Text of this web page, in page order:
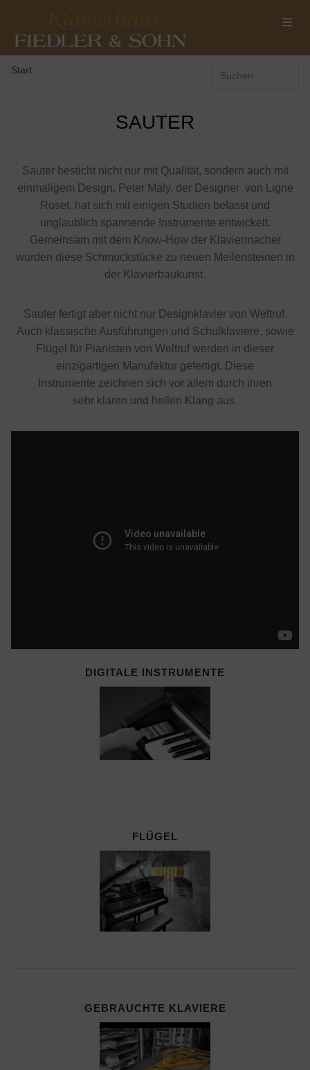
Start
SAUTER
Sauter besticht nicht nur mit Qualität, sondern auch mit
einmaligem Design. Peter Maly, der Designer von Ligne
Roset, hat sich mit einigen Studien befasst und
unglaublich spannende Instrumente entwickelt.
Gemeinsam mit dem Know-How der Klaviermacher
wurden diese Schmuckstücke zu neuen Meilensteinen in
der Klavierbaukunst.
Sauter fertigt aber nicht nur Designklavier von Weltruf.
Auch klassische Ausführungen und Schulklaviere, sowie
Flügel für Pianisten von Weltruf werden in dieser
einzigartigen Manufaktur gefertigt. Diese
Instrumente zeichnen sich vor allem durch ihren
sehr klaren und hellen Klang aus.
DIGITALE INSTRUMENTE
FLÜGEL
GEBRAUCHTE KLAVIERE